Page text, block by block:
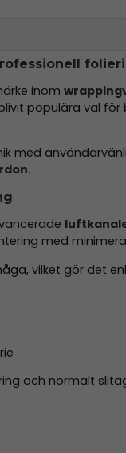
inom
populära val
med
.
med
vilket gör det
och normalt